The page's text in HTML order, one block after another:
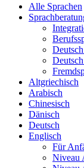
Alle Sprachen
Altgriechisch
Arabisch
Chinesisch
Dänisch
Deutsch
Englisch
Für
Niveau